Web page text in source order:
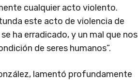
cualquier acto violento.
este acto de violencia de
ha erradicado, y un mal que nos
de seres humanos”.
lamentó profundamente